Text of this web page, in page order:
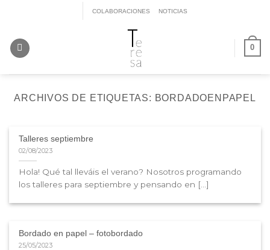
contenido
COLABORACIONES NOTICIAS
0
ARCHIVOS DE ETIQUETAS: BORDADOENPAPEL
Talleres septiembre
02/08/2023
Hola! Qué tal lleváis el verano? Nosotros programando
los talleres para septiembre y pensando en [...]
Bordado en papel – fotobordado
25/05/2023